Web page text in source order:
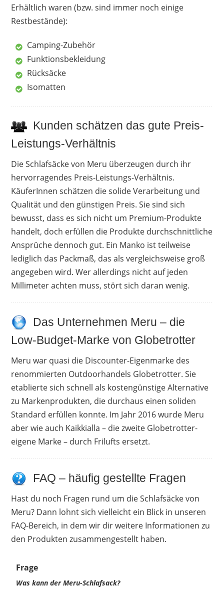
Erhältlich waren (bzw. sind immer noch einige
Restbestände):
Camping-Zubehör
Funktionsbekleidung
Rücksäcke
Isomatten
Kunden schätzen das gute Preis-
Leistungs-Verhältnis
Die Schlafsäcke von Meru überzeugen durch ihr
hervorragendes Preis-Leistungs-Verhältnis.
KäuferInnen schätzen die solide Verarbeitung und
Qualität und den günstigen Preis. Sie sind sich
bewusst, dass es sich nicht um Premium-Produkte
handelt, doch erfüllen die Produkte durchschnittliche
Ansprüche dennoch gut. Ein Manko ist teilweise
lediglich das Packmaß, das als vergleichsweise groß
angegeben wird. Wer allerdings nicht auf jeden
Millimeter achten muss, stört sich daran wenig.
Das Unternehmen Meru – die
Low-Budget-Marke von Globetrotter
Meru war quasi die Discounter-Eigenmarke des
renommierten Outdoorhandels Globetrotter. Sie
etablierte sich schnell als kostengünstige Alternative
zu Markenprodukten, die durchaus einen soliden
Standard erfüllen konnte. Im Jahr 2016 wurde Meru
aber wie auch Kaikkialla – die zweite Globetrotter-
eigene Marke – durch Frilufts ersetzt.
FAQ – häufig gestellte Fragen
Hast du noch Fragen rund um die Schlafsäcke von
Meru? Dann lohnt sich vielleicht ein Blick in unseren
FAQ-Bereich, in dem wir dir weitere Informationen zu
den Produkten zusammengestellt haben.
Frage
Was kann der Meru-Schlafsack?